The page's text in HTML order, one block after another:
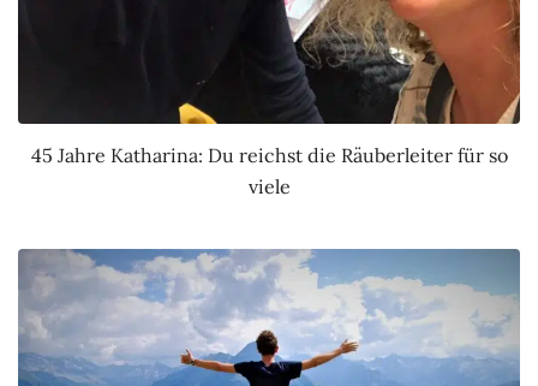
45 Jahre Katharina: Du reichst die Räuberleiter für so
viele